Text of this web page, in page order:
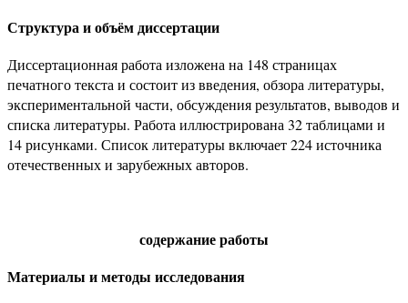
Структура и объём диссертации
Диссертационная работа изложена на 148 страницах
печатного текста и состоит из введения, обзора литературы,
экспериментальной части, обсуждения результатов, выводов и
списка литературы. Работа иллюстрирована 32 таблицами и
14 рисунками. Список литературы включает 224 источника
отечественных и зарубежных авторов.
содержание работы
Материалы и методы исследования